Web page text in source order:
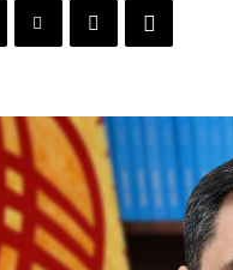
Кыргызстана